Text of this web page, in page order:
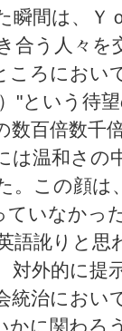
瞬間は、Ｙ
合う人々
ころにおい
"という待
数百倍数千
は温和さの
。この顔
ていなかっ
語訛りと
対外的に提
統治におい
かに関わろ